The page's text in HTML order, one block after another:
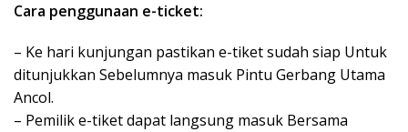
Cara penggunaan e-ticket:
– Ke hari kunjungan pastikan e-tiket sudah siap Untuk
ditunjukkan Sebelumnya masuk Pintu Gerbang Utama
Ancol.
– Pemilik e-tiket dapat langsung masuk Bersama